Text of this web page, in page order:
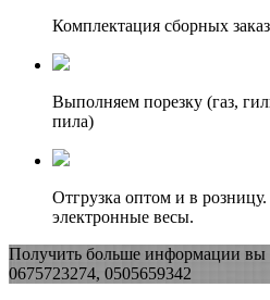
Комплектация сборных
Выполняем порезку (газ,
пила)
Отгрузка оптом и в
электронные весы.
Получить больше информации вы
0675723274, 0505659342